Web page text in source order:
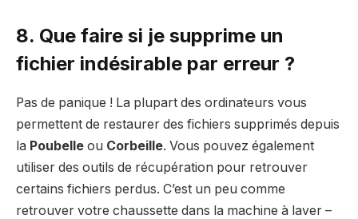
8. Que faire si je supprime un
fichier indésirable par erreur ?
Pas de panique ! La plupart des ordinateurs vous
permettent de restaurer des fichiers supprimés depuis
la Poubelle ou Corbeille. Vous pouvez également
utiliser des outils de récupération pour retrouver
certains fichiers perdus. C’est un peu comme
retrouver votre chaussette dans la machine à laver –